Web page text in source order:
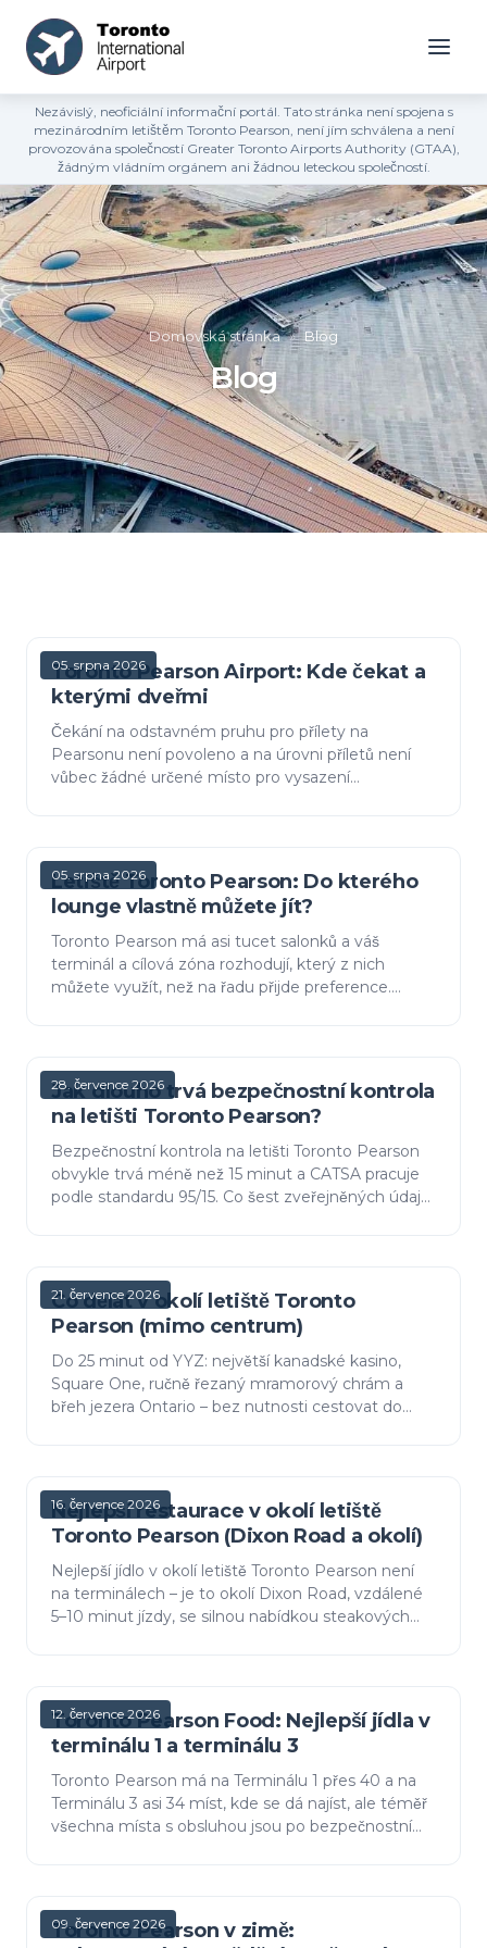
Nezávislý, neoficiální informační portál. Tato stránka není spojena s
mezinárodním letištěm Toronto Pearson, není jím schválena a není
provozována společností Greater Toronto Airports Authority (GTAA),
žádným vládním orgánem ani žádnou leteckou společností.
Domovská stránka » Blog
Blog
05. srpna 2026
Toronto Pearson Airport: Kde čekat a
kterými dveřmi
Čekání na odstavném pruhu pro přílety na
Pearsonu není povoleno a na úrovni příletů není
vůbec žádné určené místo pro vysazení
05. srpna 2026
Letiště Toronto Pearson: Do kterého
lounge vlastně můžete jít?
Toronto Pearson má asi tucet salonků a váš
terminál a cílová zóna rozhodují, který z nich
můžete využít, než na řadu přijde preference.
28. července 2026
Jak dlouho trvá bezpečnostní kontrola
na letišti Toronto Pearson?
Bezpečnostní kontrola na letišti Toronto Pearson
obvykle trvá méně než 15 minut a CATSA pracuje
podle standardu 95/15. Co šest zveřejněných údajů
21. července 2026
Co dělat v okolí letiště Toronto
Pearson (mimo centrum)
Do 25 minut od YYZ: největší kanadské kasino,
Square One, ručně řezaný mramorový chrám a
břeh jezera Ontario – bez nutnosti cestovat do
16. července 2026
Nejlepší restaurace v okolí letiště
Toronto Pearson (Dixon Road a okolí)
Nejlepší jídlo v okolí letiště Toronto Pearson není
na terminálech – je to okolí Dixon Road, vzdálené
5–10 minut jízdy, se silnou nabídkou steakových
12. července 2026
Toronto Pearson Food: Nejlepší jídla v
terminálu 1 a terminálu 3
Toronto Pearson má na Terminálu 1 přes 40 a na
Terminálu 3 asi 34 míst, kde se dá najíst, ale téměř
všechna místa s obsluhou jsou po bezpečnostní
09. července 2026
Toronto Pearson v zimě: